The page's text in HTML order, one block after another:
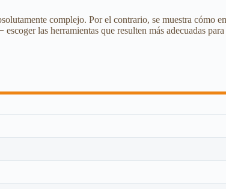
complejo. Por el contrario, se muestra cómo
las herramientas que resulten más adecuadas para